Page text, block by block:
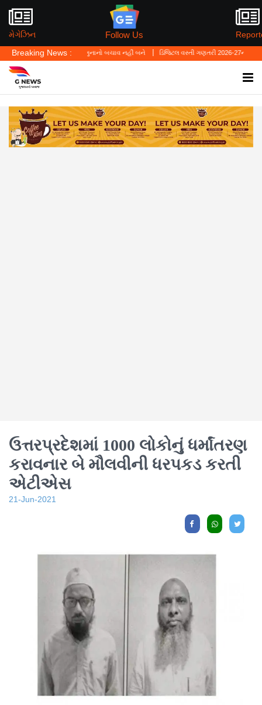
મેગેઝિન Follow Us
Breaking News :
લો' ગુનાનો બચાવ નહીં બને ડિજિટલ વસ્તી ગણતરી 2026-27નો પ્રારંભ, ઘર
ઉત્તરપ્રદેશમાં 1000 લોકોનું ધર્માંતરણ
કરાવનાર બે મૌલવીની ધરપકડ કરતી
એટીએસ
21-Jun-2021